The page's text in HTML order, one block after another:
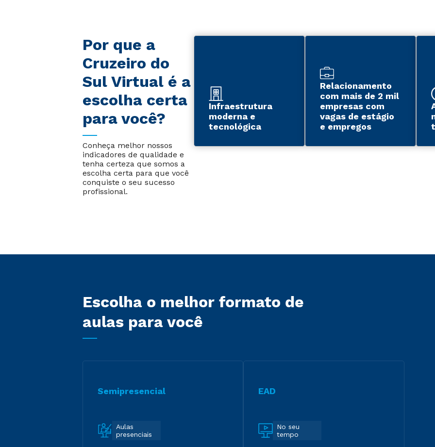
Por que a
Cruzeiro do
Sul Virtual é a
escolha certa
para você?
Conheça melhor nossos
indicadores de qualidade e
tenha certeza que somos a
escolha certa para que você
conquiste o seu sucesso
profissional.
Infraestrutura
moderna e
tecnológica
Relacionamento
com mais de 2 mil
empresas com
vagas de estágio
e empregos
Escolha o melhor formato de
aulas para você
Semipresencial
Aulas
presenciais
EAD
No seu
tempo